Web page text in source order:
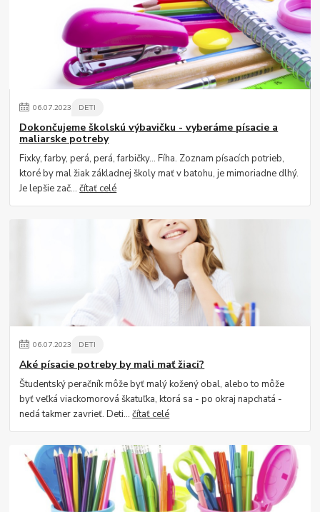
06.07.2023 DETI
Dokončujeme školskú výbavičku - vyberáme písacie a
maliarske potreby
Fixky, farby, perá, perá, farbičky... Fíha. Zoznam písacích potrieb,
ktoré by mal žiak základnej školy mať v batohu, je mimoriadne dlhý.
Je lepšie zač...čítať celé
06.07.2023 DETI
Aké písacie potreby by mali mať žiaci?
Študentský peračník môže byť malý kožený obal, alebo to môže
byť veľká viackomorová škatuľka, ktorá sa - po okraj napchatá -
nedá takmer zavrieť. Deti...čítať celé